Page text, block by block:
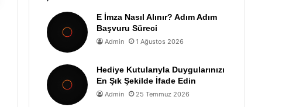
E İmza Nasıl Alınır? Adım Adım
Başvuru Süreci
Admin 1 Ağustos 2026
Hediye Kutularıyla Duygularınızı
En Şık Şekilde İfade Edin
Admin 25 Temmuz 2026